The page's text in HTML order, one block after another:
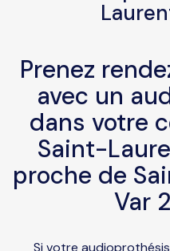
Prenez
avec un
dans votre
Saint-
proche de
Var
Si votre